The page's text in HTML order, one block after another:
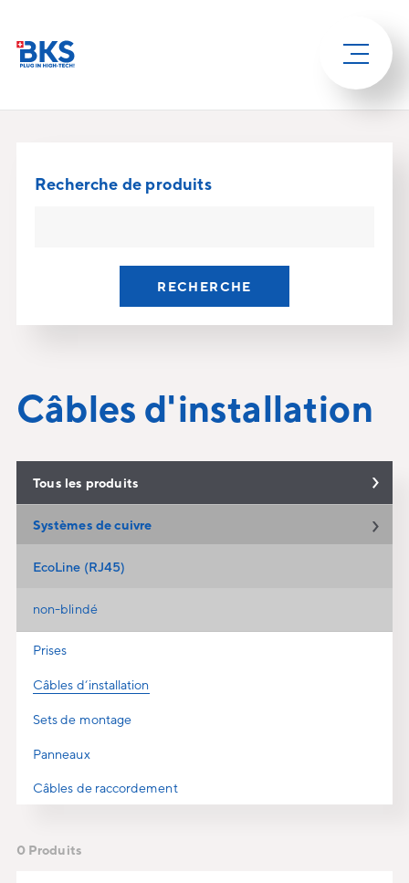
Recherche de produits
RECHERCHE
Câbles d'installation
Tous les produits
Systèmes de cuivre
EcoLine (RJ45)
non-blindé
Prises
Câbles d‘installation
Sets de montage
Panneaux
Câbles de raccordement
0 Produits